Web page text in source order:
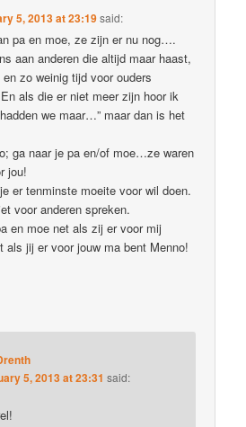
5, 2013 at 23:19said:
pa en moe, ze zijn er nu nog….
aan anderen die altijd maar haast,
zo weinig tijd voor ouders
als die er niet meer zijn hoor ik
we maar…” maar dan is het
ga naar je pa en/of moe…ze waren
jou!
er tenminste moeite voor wil doen.
voor anderen spreken.
en moe net als zij er voor mij
als jij er voor jouw ma bent Menno!
5, 2013 at 23:31 said: